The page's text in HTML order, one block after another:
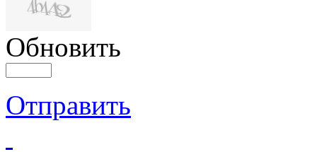
Обновить
Отправить